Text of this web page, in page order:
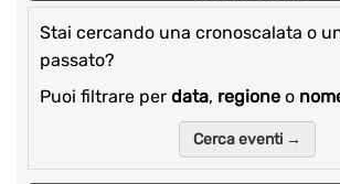
Stai cercando una cronoscalata o
passato?
Puoi filtrare per data, regione o
Cerca eventi →